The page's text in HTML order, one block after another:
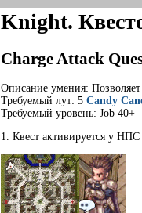
Knight.
Charge Attack
Описание умения:
Требуемый лут: 5 Candy
Требуемый уровень: Job 40+
1. Квест активируется у НПС